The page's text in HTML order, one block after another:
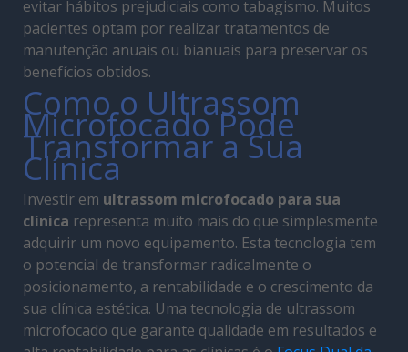
evitar hábitos prejudiciais como tabagismo. Muitos
pacientes optam por realizar tratamentos de
manutenção anuais ou bianuais para preservar os
benefícios obtidos.
Como o Ultrassom
Microfocado Pode
Transformar a Sua
Clínica
Investir em ultrassom microfocado para sua
clínica representa muito mais do que simplesmente
adquirir um novo equipamento. Esta tecnologia tem
o potencial de transformar radicalmente o
posicionamento, a rentabilidade e o crescimento da
sua clínica estética. Uma tecnologia de ultrassom
microfocado que garante qualidade em resultados e